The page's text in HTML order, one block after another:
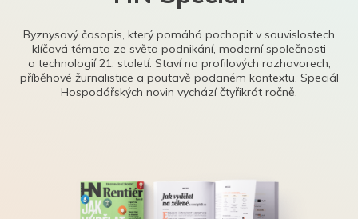
Byznysový časopis, který pomáhá pochopit v souvislostech
klíčová témata ze světa podnikání, moderní společnosti
a technologií 21. století. Staví na profilových rozhovorech,
příběhové žurnalistice a poutavě podaném kontextu. Speciál
Hospodářských novin vychází čtyřikrát ročně.